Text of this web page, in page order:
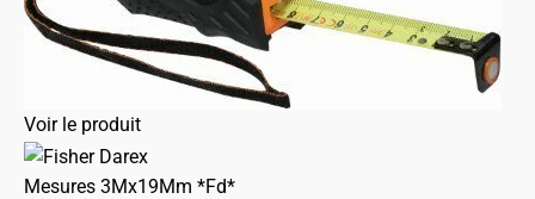
Voir le produit
Mesures 3Mx19Mm *Fd*